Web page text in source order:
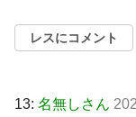
レスにコメント
13: 名無しさん